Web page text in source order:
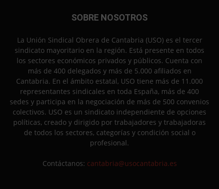
SOBRE NOSOTROS
La Unión Sindical Obrera de Cantabria (USO) es el tercer
sindicato mayoritario en la región. Está presente en todos
los sectores económicos privados y públicos. Cuenta con
más de 400 delegados y más de 5.000 afiliados en
Cantabria. En el ámbito estatal, USO tiene más de 11.000
representantes sindicales en toda España, más de 400
sedes y participa en la negociación de más de 500 convenios
colectivos. USO es un sindicato independiente de opciones
políticas, creado y dirigido por trabajadores y trabajadoras
de todos los sectores, categorías y condición social o
profesional.
Contáctanos: cantabria@usocantabria.es